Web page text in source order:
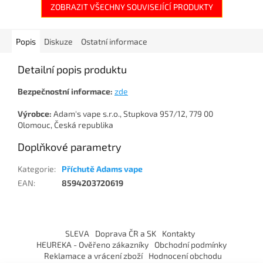
ZOBRAZIT VŠECHNY SOUVISEJÍCÍ PRODUKTY
Popis Diskuze Ostatní informace
Detailní popis produktu
Bezpečnostní informace: zde
Výrobce: Adam's vape s.r.o., Stupkova 957/12, 779 00
Olomouc, Česká republika
Doplňkové parametry
Kategorie:
Příchutě Adams vape
EAN: 8594203720619
SLEVA Doprava ČR a SK
Kontakty
HEUREKA - Ověřeno zákazníky
Obchodní podmínky
Reklamace a vrácení zboží
Hodnocení obchodu